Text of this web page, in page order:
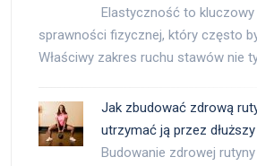
Elastyczność to
sprawności fizycznej, który często
Właściwy zakres ruchu stawów nie
Jak zbudować zdrową
utrzymać ją przez
Budowanie zdrowej